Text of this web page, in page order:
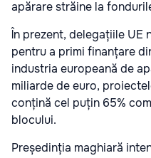
apărare străine la
În prezent, delegațiile UE
pentru a primi finanțare
industria europeană de
miliarde de euro,
conțină cel puțin 65%
blocului.
Președinția maghiară